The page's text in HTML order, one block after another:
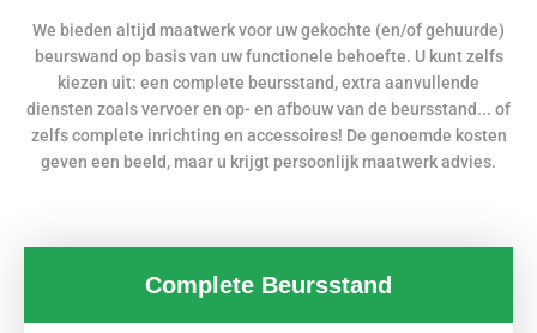
We bieden altijd maatwerk voor uw gekochte (en/of gehuurde)
beurswand op basis van uw functionele behoefte. U kunt zelfs
kiezen uit: een complete beursstand, extra aanvullende
diensten zoals vervoer en op- en afbouw van de beursstand... of
zelfs complete inrichting en accessoires! De genoemde kosten
geven een beeld, maar u krijgt persoonlijk maatwerk advies.
Complete Beursstand